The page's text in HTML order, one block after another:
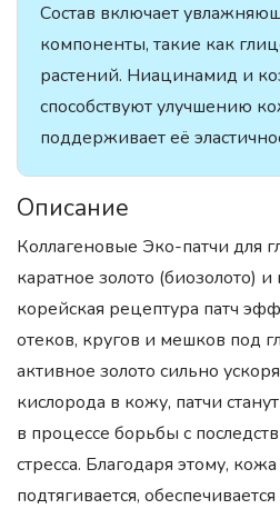
Состав включает
компоненты, такие как
растений. Ниацинамид и
способствуют улучшению
поддерживает её
Описание
Коллагеновые Эко-патчи для
каратное золото (биозолото)
корейская рецептура патч
отеков, кругов и мешков под
активное золото сильно
кислорода в кожу, патчи
в процессе борьбы с
стресса. Благодаря этому,
подтягивается,